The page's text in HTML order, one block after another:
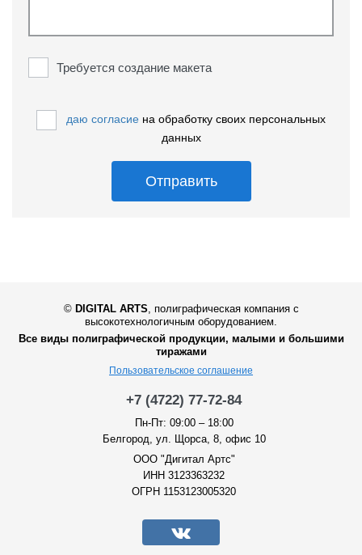
Требуется создание макета
даю согласие на обработку своих персональных
данных
Отправить
© DIGITAL ARTS
полиграфическая компания с
высокотехнологичным оборудованием.
Все виды полиграфической продукции, малыми и большими
тиражами
Пользовательское соглашение
+7 (4722) 77-72-84
Пн-Пт: 09:00 – 18:00
Белгород, ул. Щорса, 8, офис 10
ООО "Дигитал Артс"
ИНН 3123363232
ОГРН 1153123005320